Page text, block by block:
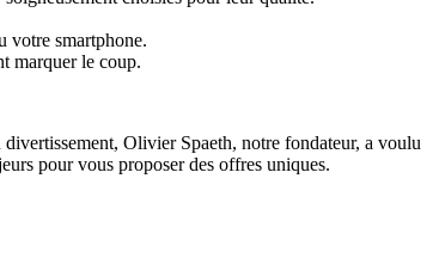
votre smartphone.
marquer le coup.
Olivier Spaeth, notre fondateur, a voulu
pour vous proposer des offres uniques.